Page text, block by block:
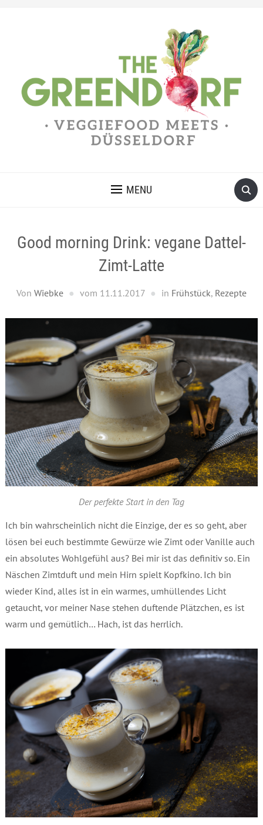
MENU
Good morning Drink: vegane Dattel-
Zimt-Latte
Von Wiebke vom 11.11.2017 in Frühstück, Rezepte
Der perfekte Start in den Tag
Ich bin wahrscheinlich nicht die Einzige, der es so geht, aber
lösen bei euch bestimmte Gewürze wie Zimt oder Vanille auch
ein absolutes Wohlgefühl aus? Bei mir ist das definitiv so. Ein
Näschen Zimtduft und mein Hirn spielt Kopfkino. Ich bin
wieder Kind, alles ist in ein warmes, umhüllendes Licht
getaucht, vor meiner Nase stehen duftende Plätzchen, es ist
warm und gemütlich… Hach, ist das herrlich.